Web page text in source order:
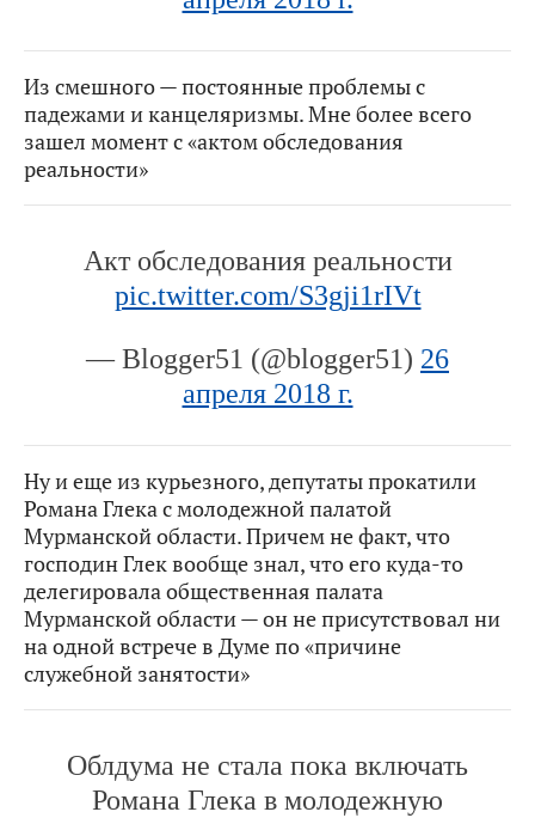
Из смешного — постоянные проблемы с
падежами и канцеляризмы. Мне более всего
зашел момент с «актом обследования
реальности»
Акт обследования реальности
pic.twitter.com/S3gji1rIVt
— Blogger51 (@blogger51) 26
апреля 2018 г.
Ну и еще из курьезного, депутаты прокатили
Романа Глека с молодежной палатой
Мурманской области. Причем не факт, что
господин Глек вообще знал, что его куда-то
делегировала общественная палата
Мурманской области — он не присутствовал ни
на одной встрече в Думе по «причине
служебной занятости»
Облдума не стала пока включать
Романа Глека в молодежную